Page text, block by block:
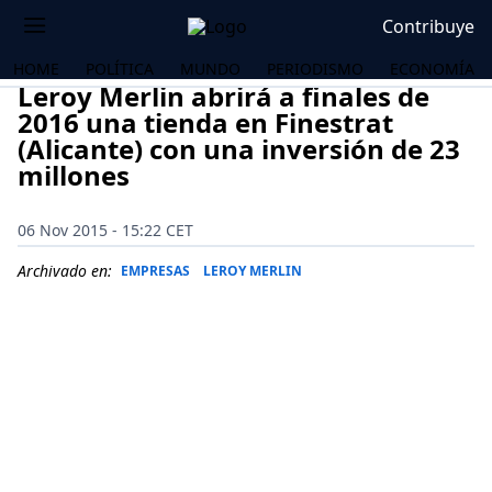
Contribuye
HOME POLÍTICA MUNDO PERIODISMO ECONOMÍA
Leroy Merlin abrirá a finales de
2016 una tienda en Finestrat
(Alicante) con una inversión de 23
millones
06 Nov 2015 - 15:22 CET
Archivado en: EMPRESAS LEROY MERLIN